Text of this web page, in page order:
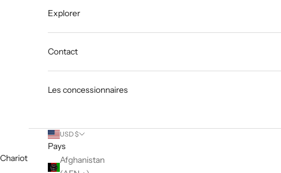
Explorer
Contact
Les concessionnaires
USD $
Pays
Afghanistan
Chariot